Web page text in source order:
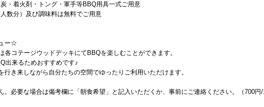
・着火剤・トング・軍手等BBQ用具一式ご用意
数分）及び調味料は無料でご用意
ー☆
各コテージウッドデッキにてBBQを楽しむことができます。
出来るためおすすめです♪
行き来しながら自分たちの空間でゆったりご利用いただけます。
必要な場合は備考欄に「朝食希望」と記入いただくか、事前にご連絡ください。（700円/